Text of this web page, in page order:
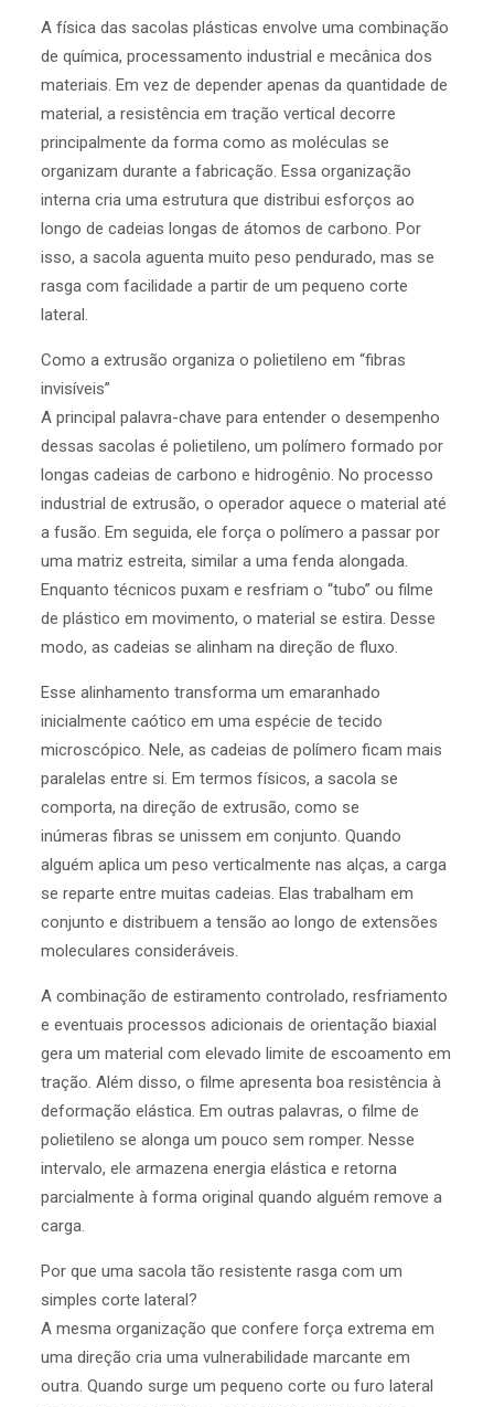
A física das sacolas plásticas envolve uma combinação
de química, processamento industrial e mecânica dos
materiais. Em vez de depender apenas da quantidade de
material, a resistência em tração vertical decorre
principalmente da forma como as moléculas se
organizam durante a fabricação. Essa organização
interna cria uma estrutura que distribui esforços ao
longo de cadeias longas de átomos de carbono. Por
isso, a sacola aguenta muito peso pendurado, mas se
rasga com facilidade a partir de um pequeno corte
lateral.
Como a extrusão organiza o polietileno em “fibras
invisíveis”
A principal palavra-chave para entender o desempenho
dessas sacolas é polietileno, um polímero formado por
longas cadeias de carbono e hidrogênio. No processo
industrial de extrusão, o operador aquece o material até
a fusão. Em seguida, ele força o polímero a passar por
uma matriz estreita, similar a uma fenda alongada.
Enquanto técnicos puxam e resfriam o “tubo” ou filme
de plástico em movimento, o material se estira. Desse
modo, as cadeias se alinham na direção de fluxo.
Esse alinhamento transforma um emaranhado
inicialmente caótico em uma espécie de tecido
microscópico. Nele, as cadeias de polímero ficam mais
paralelas entre si. Em termos físicos, a sacola se
comporta, na direção de extrusão, como se
inúmeras fibras se unissem em conjunto. Quando
alguém aplica um peso verticalmente nas alças, a carga
se reparte entre muitas cadeias. Elas trabalham em
conjunto e distribuem a tensão ao longo de extensões
moleculares consideráveis.
A combinação de estiramento controlado, resfriamento
e eventuais processos adicionais de orientação biaxial
gera um material com elevado limite de escoamento em
tração. Além disso, o filme apresenta boa resistência à
deformação elástica. Em outras palavras, o filme de
polietileno se alonga um pouco sem romper. Nesse
intervalo, ele armazena energia elástica e retorna
parcialmente à forma original quando alguém remove a
carga.
Por que uma sacola tão resistente rasga com um
simples corte lateral?
A mesma organização que confere força extrema em
uma direção cria uma vulnerabilidade marcante em
outra. Quando surge um pequeno corte ou furo lateral